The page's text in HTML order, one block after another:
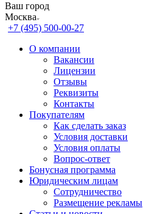
Ваш город
Москва
+7 (495) 500-00-27
О компании
Вакансии
Лицензии
Отзывы
Реквизиты
Контакты
Покупателям
Как сделать заказ
Условия доставки
Условия оплаты
Вопрос-ответ
Бонусная программа
Юридическим лицам
Сотрудничество
Размещение рекламы